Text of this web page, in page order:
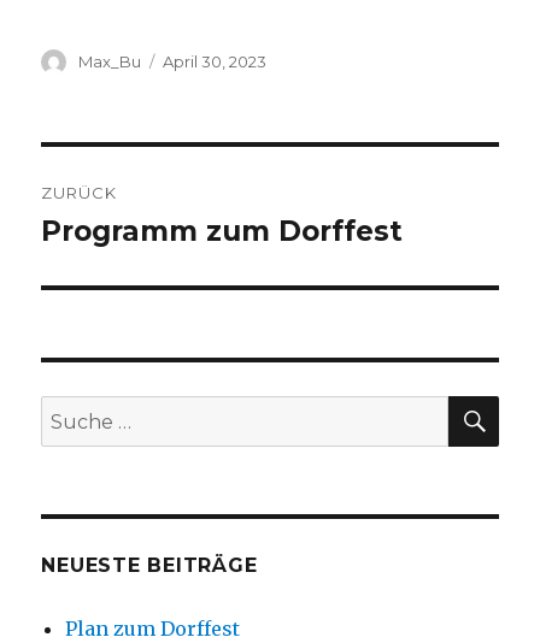
Autor
Max_Bu
Veröffentlicht
April 30, 2023
ZURÜCK
Vorheriger
Programm zum Dorffest
Suche
nach:
NEUESTE BEITRÄGE
Plan zum Dorffest